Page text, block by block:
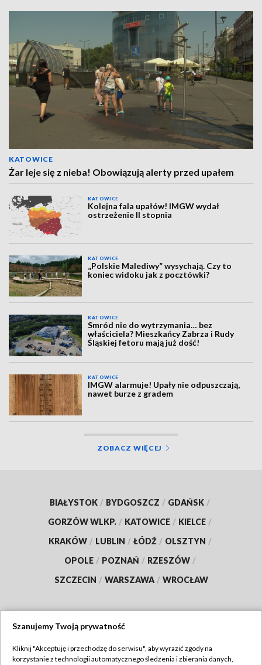
KATOWICE
Żar leje się z nieba! Obowiązują alerty przed upałem
KATOWICE
Kolejna fala upałów! IMGW wydał
ostrzeżenie II stopnia
KATOWICE
„Polskie Malediwy” wysychają. Czy to
koniec widoku jak z pocztówki?
KATOWICE
Smród nie do wytrzymania… bez
właściciela? Mieszkańcy Zabrza i Rudy
Śląskiej fetoru mają już dość!
KATOWICE
IMGW alarmuje! Upały nie odpuszczają,
nawet burze z gradem
ZOBACZ WIĘCEJ
BIAŁYSTOK / BYDGOSZCZ / GDAŃSK /
GORZÓW WLKP. / KATOWICE / KIELCE /
KRAKÓW / LUBLIN / ŁÓDŹ / OLSZTYN /
OPOLE / POZNAŃ / RZESZÓW /
SZCZECIN / WARSZAWA / WROCŁAW
TVP
Szanujemy Twoją prywatność
Kliknij "Akceptuję i przechodzę do serwisu", aby wyrazić zgody na
korzystanie z technologii automatycznego śledzenia i zbierania danych,